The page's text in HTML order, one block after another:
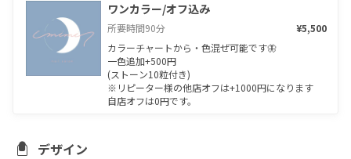
ワンカラー/オフ込み
所要時間90分
¥5,500
カラーチャートから・色混ぜ可能です🦋
一色追加+500円
(ストーン10粒付き)
※リピーター様の他店オフは+1000円になります
自店オフは0円です。
デザイン